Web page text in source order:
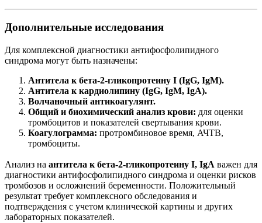
Дополнительные исследования
Для комплексной диагностики антифосфолипидного
синдрома могут быть назначены:
Антитела к бета-2-гликопротеину I (IgG, IgM).
Антитела к кардиолипину (IgG, IgM, IgA).
Волчаночный антикоагулянт.
Общий и биохимический анализ крови: для оценки
тромбоцитов и показателей свертывания крови.
Коагулограмма: протромбиновое время, АЧТВ,
тромбоциты.
Анализ на антитела к бета-2-гликопротеину I, IgA важен для
диагностики антифосфолипидного синдрома и оценки рисков
тромбозов и осложнений беременности. Положительный
результат требует комплексного обследования и
подтверждения с учетом клинической картины и других
лабораторных показателей.